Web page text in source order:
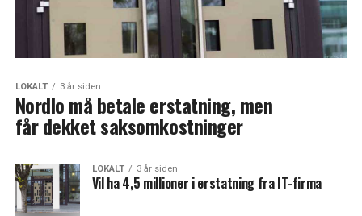
LOKALT 3 år siden
Nordlo må betale erstatning, men
får dekket saksomkostninger
LOKALT 3 år siden
Vil ha 4,5 millioner i erstatning fra IT-firma